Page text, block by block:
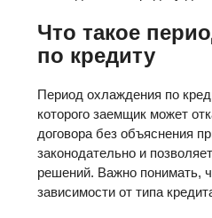
Что такое
по кредиту
Период охлаждения по
которого заемщик может
договора без объяснения
законодательно и
решений. Важно понимать,
зависимости от типа